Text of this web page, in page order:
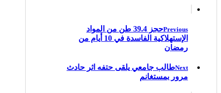
Previous
حجز 39.4 طن من المواد
الإستهلاكية الفاسدة في 10 أيام من
رمضان
Nextطالب جامعي يلقى حتفه اثر حادث
مرور بمستغانم